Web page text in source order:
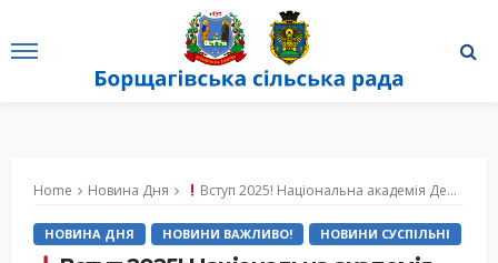
Home Новина Дня Вступ 2025! Національна академія Державної прикордонної служби України імені Богдана Хмельницького запрошує на навчання
НОВИНА ДНЯ НОВИНИ ВАЖЛИВО! НОВИНИ СУСПІЛЬНІ